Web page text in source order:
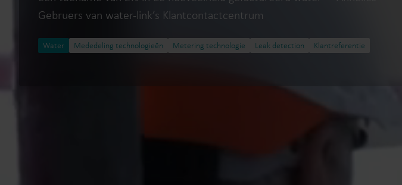
Slimme wateroplossingen
Gebruers van water-link’s Klantcontactcentrum
Water Mededeling technologieën Metering technologie Leak detection Klantreferentie